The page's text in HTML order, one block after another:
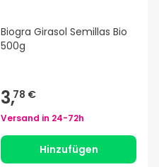
Biogra Girasol Semillas Bio
500g
3,78 €
Versand in 24-72h
Hinzufügen